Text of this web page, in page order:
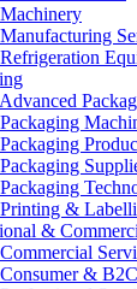
Machinery
Manufacturing
Refrigeration
Advanced
Packaging
Packaging
Packaging
Packaging
Printing &
&
Commercial
Consumer &